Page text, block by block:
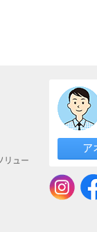
リュー
ア